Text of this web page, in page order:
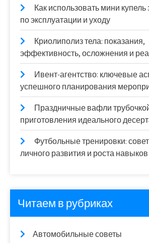
Как использовать мини
по эксплуатации и уходу
Криолиполиз тела: показания,
эффективность, осложнения и
Ивент-агентство: ключевые
успешного планирования
Праздничные вафли
приготовления идеального
Футбольные тренировки:
личного развития и роста навыков
Читаем в рубриках
Автомобильные советы